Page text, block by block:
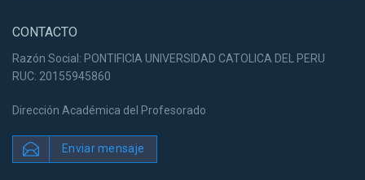
CONTACTO
Razón Social: PONTIFICIA UNIVERSIDAD CATOLICA DEL PERU
RUC: 20155945860
Dirección Académica del Profesorado
Enviar mensaje